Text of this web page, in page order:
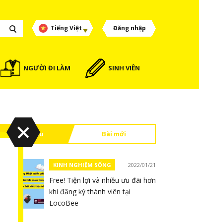
Tiếng Việt Đăng nhập
NGƯỜI ĐI LÀM SINH VIÊN
Đọc nhiều Bài mới
KINH NGHIỆM SỐNG 2022/01/21
Free! Tiện lợi và nhiều ưu đãi hơn
khi đăng ký thành viên tại
LocoBee